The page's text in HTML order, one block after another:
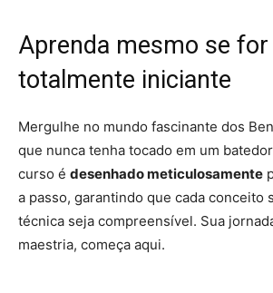
Aprenda mesmo se for
totalmente iniciante
Mergulhe no mundo fascinante dos
que nunca tenha tocado em um
curso é desenhado meticulosamente
a passo, garantindo que cada conceito
técnica seja compreensível. Sua
maestria, começa aqui.